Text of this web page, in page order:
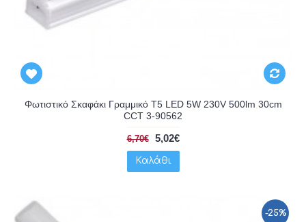
Φωτιστικό Σκαφάκι Γραμμικό T5 LED 5W 230V 500lm 30cm
CCT 3-90562
6,70€ 5,02€
Καλάθι
-25%